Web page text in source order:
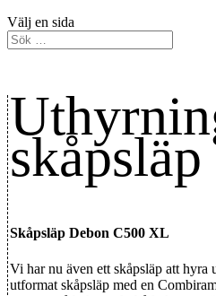
Välj en sida
skåpsläp
Skåpsläp Debon C500 XL
Vi har nu även ett skåpsläp att
utformat skåpsläp med en